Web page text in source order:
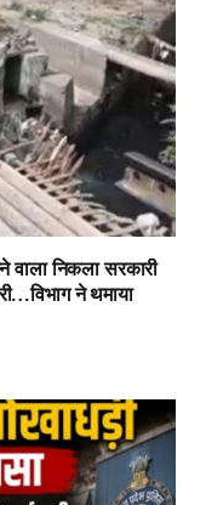
वाला निकला सरकारी
ने थमाया